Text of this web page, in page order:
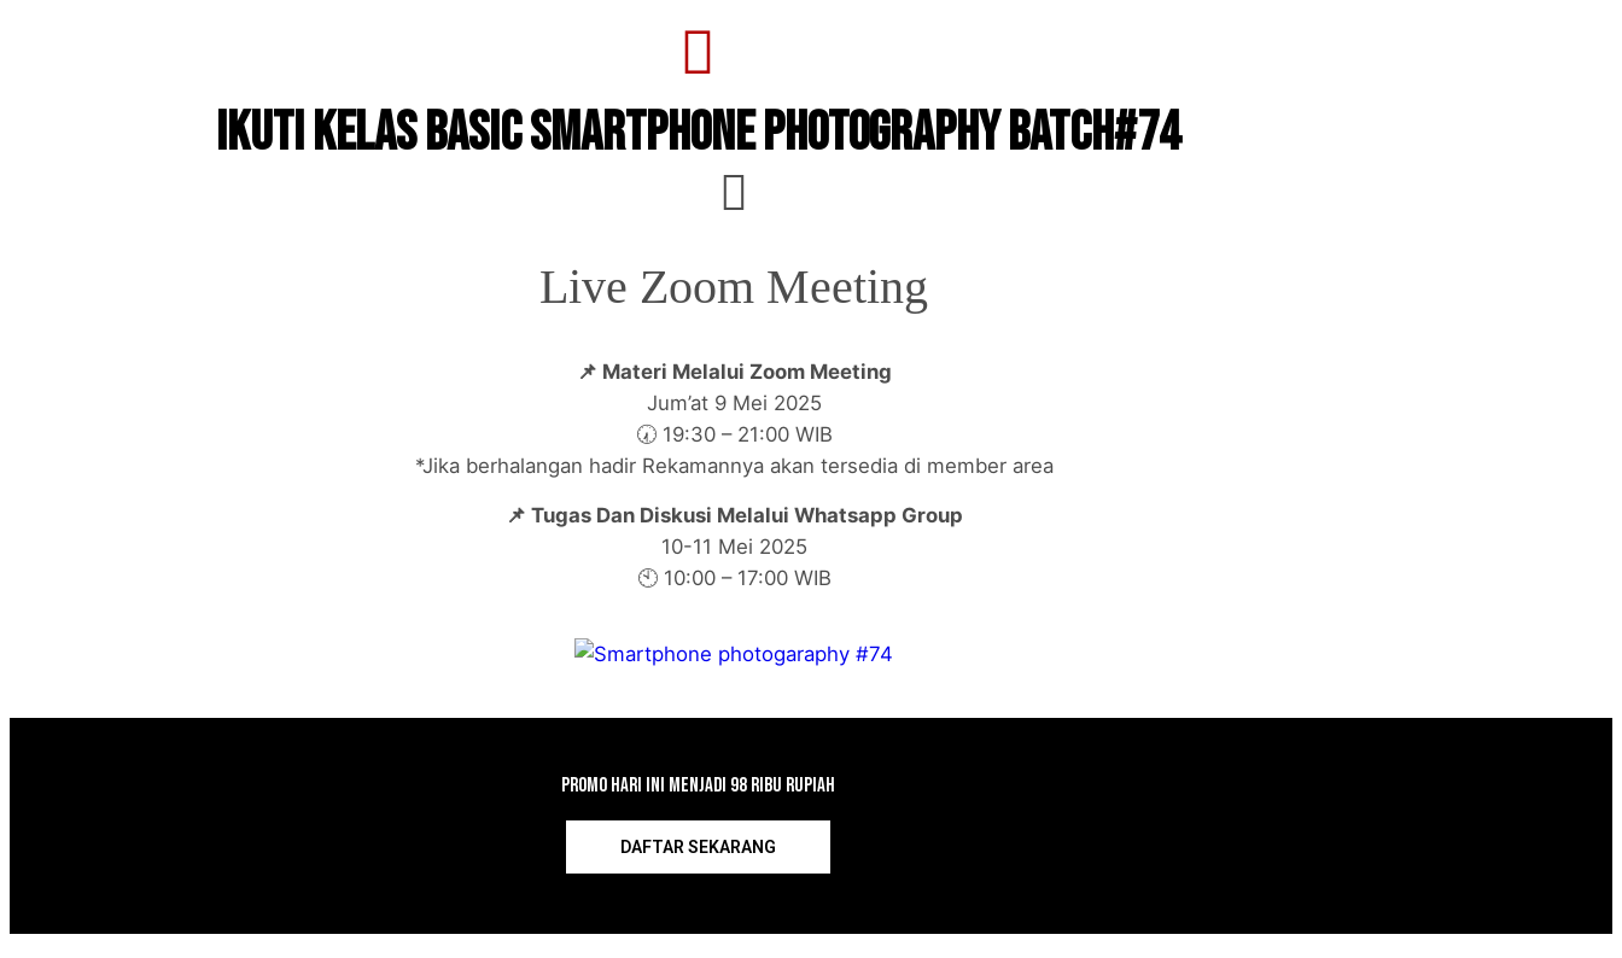
Ikuti Kelas Basic smartphone photography Batch#74
Live Zoom Meeting
📌 Materi Melalui Zoom Meeting
Jum’at 9 Mei 2025
🕢 19:30 – 21:00 WIB
*Jika berhalangan hadir Rekamannya akan tersedia di member area
📌 Tugas Dan Diskusi Melalui Whatsapp Group
10-11 Mei 2025
🕙 10:00 – 17:00 WIB
Promo Hari Ini Menjadi 98 Ribu Rupiah
DAFTAR SEKARANG